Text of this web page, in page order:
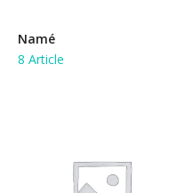
Namé
8 Article